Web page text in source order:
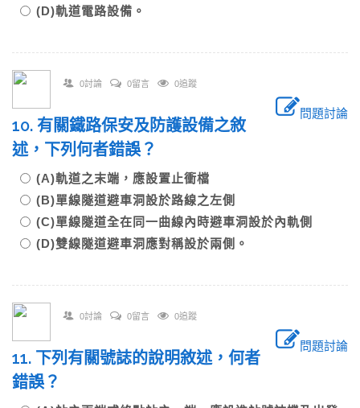
(D)軌道電路設備。
0討論 0留言 0追蹤
問題討論
10. 有關鐵路保安及防護設備之敘
述，下列何者錯誤？
(A)軌道之末端，應設置止衝檔
(B)單線隧道避車洞設於路線之左側
(C)單線隧道全在同一曲線內時避車洞設於內軌側
(D)雙線隧道避車洞應對稱設於兩側。
0討論 0留言 0追蹤
問題討論
11. 下列有關號誌的說明敘述，何者
錯誤？